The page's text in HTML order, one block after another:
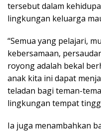
tersebut dalam
lingkungan keluarga
“Semua yang pelajari,
kebersamaan,
royong adalah bekal
anak kita ini dapat
teladan bagi teman-
lingkungan tempat
Ia juga menambahkan